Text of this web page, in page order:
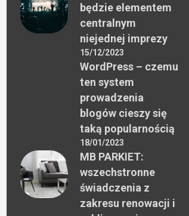
będzie elementem
centralnym
niejednej imprezy
15/12/2023
WordPress – czemu
ten system
prowadzenia
blogów cieszy się
taką popularnością
18/01/2023
MB PARKIET:
wszechstronne
świadczenia z
zakresu renowacji i